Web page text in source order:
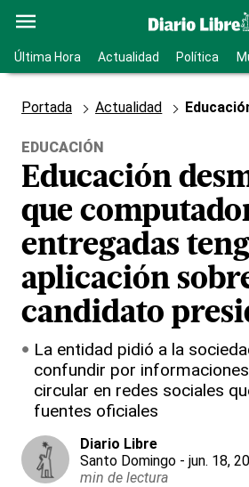
Última Hora Actualidad Política
Portada Actualidad
EDUCACIÓN
Educación
que
entregadas
aplicación
candidato
La entidad pidió a la
confundir por
circular en redes sociales
fuentes oficiales
Diario Libre
Santo Domingo - jun. 18,
min de lectura